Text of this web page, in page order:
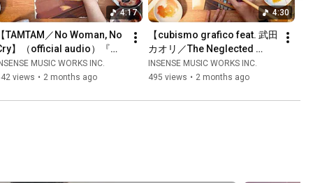
4:17
【TAMTAM／No Woman, No
】（official audio）『カ
ェ・アプレミディ・ミー
・スタジオジブリ』よりジ
よるジャケット・イラスト
INSENSE MUSIC WORKS INC.
views • 2 months ago
4:30
【cubismo grafico feat. 武田
カオリ／The Neglected
Garden】（official audio）
『カフェ・アプレミディ・ミ
ャケット制作動画
INSENSE MUSIC WORKS INC.
495 views • 2 months ago